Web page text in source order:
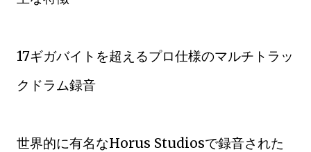
17ギガバイトを超えるプロ仕様のマルチトラッ
クドラム録音
世界的に有名なHorus Studiosで録音された